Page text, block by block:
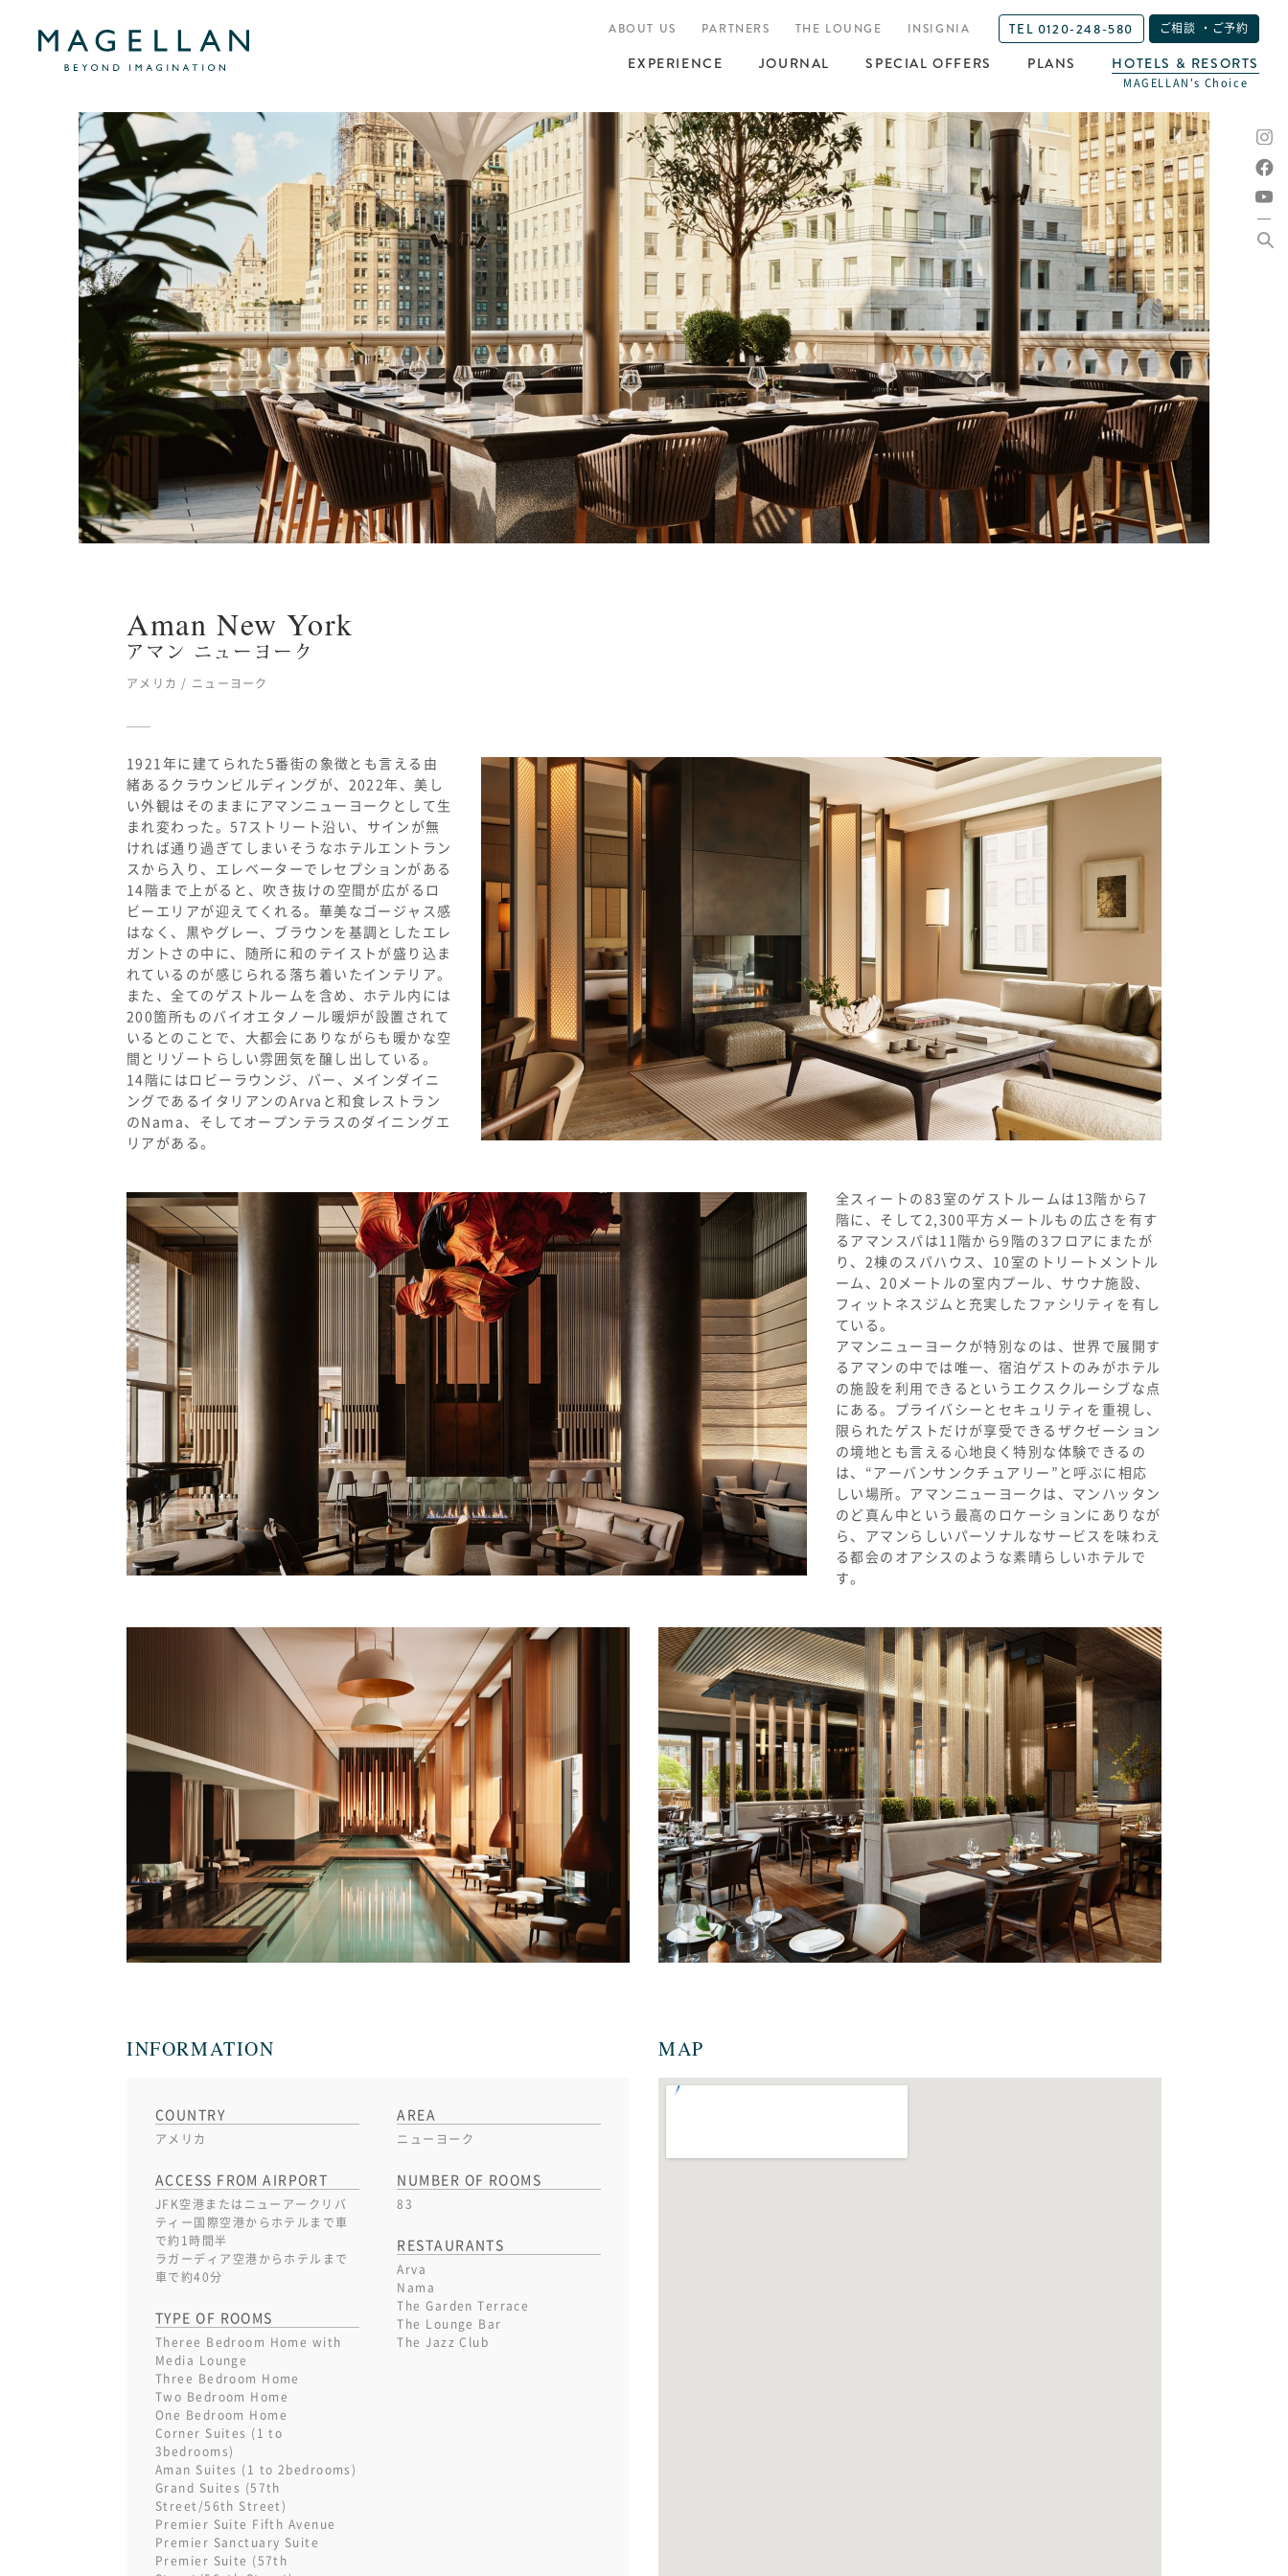
EXPERIENCE JOURNAL SPECIAL OFFERS PLANS HOTELS & RESORTS
MAGELLAN's Choice
ABOUT US PARTNERS THE LOUNGE INSIGNIA TEL 0120-248-580 ご相談 ・ご予約
Aman New York
アマン ニューヨーク
アメリカ / ニューヨーク
1921年に建てられた 5番街の象徴とも言える由
緒あるクラウンビルディングが、 2022年、美し
い外観はそのままにアマンニューヨークとして生
まれ変わった。 57 ストリート沿い、サインが無
ければ通り過ぎてしまいそうなホテルエントラン
スから入り、エレベーターでレセプションがある
14 階まで上がると、吹き抜けの空間が広がるロ
ビーエリアが迎えてくれる。華美なゴージャス感
はなく、黒やグレー、ブラウンを基調としたエレ
ガントさの中に、随所に和のテイストが盛り込ま
れているのが感じられる落ち着いたインテリア。
また、全てのゲストルームを含め、ホテル内には
200箇所ものバイオエタノール暖炉が設置されて
いるとのことで、大都会にありながらも暖かな空
間とリゾートらしい雰囲気を醸し出している。
14 階にはロビーラウンジ、バー、メインダイニ
ングであるイタリアンの Arva と和食レストラン
の Nama 、そしてオープンテラスのダイニングエ
リアがある。
全スィートの 83 室のゲストルームは 13 階から 7
階に、そして 2,300 平方メートルもの広さを有す
るアマンスパは 11 階から9 階の 3 フロアにまたが
り、 2棟のスパハウス、 10 室のトリートメントル
ーム、20 メートルの室内プール、サウナ施設、
フィットネスジムと充実したファシリティを有し
ている。
アマンニューヨークが特別なのは、世界で展開す
るアマンの中では唯一、宿泊ゲストのみがホテル
の施設を利用できるというエクスクルーシブな点
にある。プライバシーとセキュリティを重視し、
限られたゲストだけが享受できるザクゼーション
の境地とも言える心地良く特別な体験できるの
は、“アーバンサンクチュアリー”と呼ぶに相応
しい場所。アマンニューヨークは、マンハッタン
のど真ん中という最高のロケーションにありなが
ら、アマンらしいパーソナルなサービスを味わえ
る都会のオアシスのような素晴らしいホテルで
す。
INFORMATION MAP
COUNTRY
アメリカ
ACCESS FROM AIRPORT
JFK空港またはニューアークリバ
ティー国際空港からホテルまで車
で約1時間半
ラガーディア空港からホテルまで
車で約40分
TYPE OF ROOMS
Theree Bedroom Home with
Media Lounge
Three Bedroom Home
Two Bedroom Home
One Bedroom Home
Corner Suites (1 to
3bedrooms)
Aman Suites (1 to 2bedrooms)
Grand Suites (57th
Street/56th Street)
Premier Suite Fifth Avenue
Premier Sanctuary Suite
Premier Suite (57th
AREA
ニューヨーク
NUMBER OF ROOMS
83
RESTAURANTS
Arva
Nama
The Garden Terrace
The Lounge Bar
The Jazz Club